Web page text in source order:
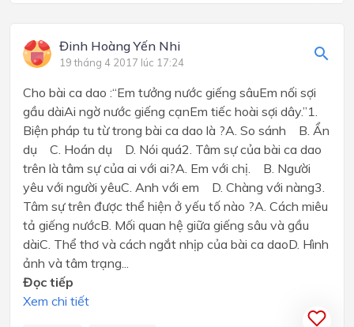
Đinh Hoàng Yến Nhi
19 tháng 4 2017 lúc 17:24
Cho bài ca dao :“Em tưởng nước giếng sâuEm nối sợi
gầu dàiAi ngờ nước giếng cạnEm tiếc hoài sợi dây.”1.
Biện pháp tu từ trong bài ca dao là ?A. So sánh B. Ẩn
dụ C. Hoán dụ D. Nói quá2. Tâm sự của bài ca dao
trên là tâm sự của ai với ai?A. Em với chị. B. Người
yêu với người yêuC. Anh với em D. Chàng với nàng3.
Tâm sự trên được thể hiện ở yếu tố nào ?A. Cách miêu
tả giếng nướcB. Mối quan hệ giữa giếng sâu và gầu
dàiC. Thể thơ và cách ngắt nhịp của bài ca daoD. Hình
ảnh và tâm trạng...
Đọc tiếp
Xem chi tiết